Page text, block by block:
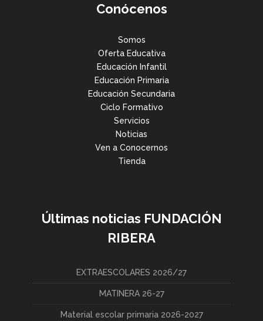
Conócenos
Somos
Oferta Educativa
Educación Infantil
Educación Primaria
Educación Secundaria
Ciclo Formativo
Servicios
Noticias
Ven a Conocernos
Tienda
Últimas noticias FUNDACIÓN
RIBERA
EXTRAESCOLARES 2026/27
MATINERA 26-27
Material escolar primaria 2026-2027